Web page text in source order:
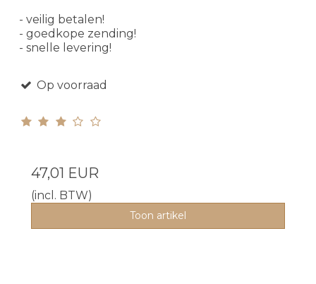
- veilig betalen!
- goedkope zending!
- snelle levering!
Op voorraad
47,01 EUR
(incl. BTW)
Toon artikel